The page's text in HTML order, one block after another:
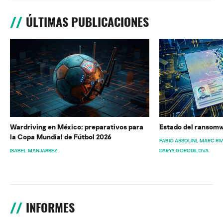
ÚLTIMAS PUBLICACIONES
Wardriving en México: preparativos para
la Copa Mundial de Fútbol 2026
ISABEL MANJARREZ
Estado del
FABIO ASSOLINI MARC
DARYA GORODILOVA
INFORMES